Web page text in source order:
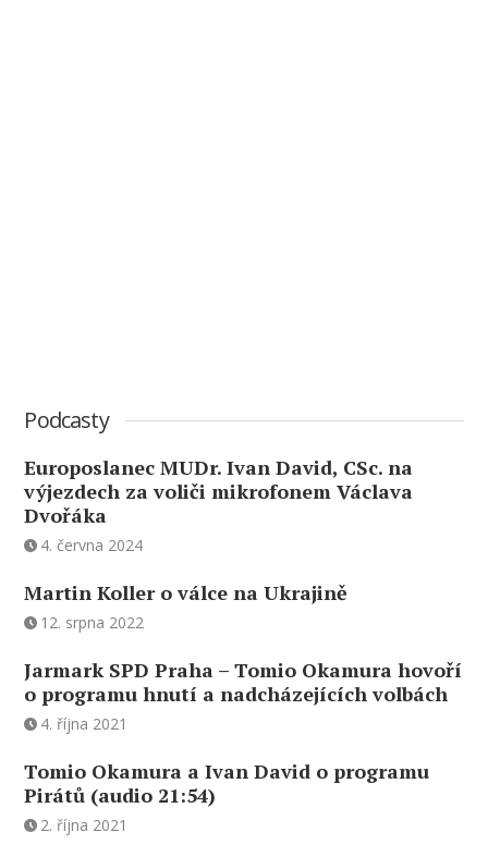
Podcasty
Europoslanec MUDr. Ivan David, CSc. na
výjezdech za voliči mikrofonem Václava
Dvořáka
4. června 2024
Martin Koller o válce na Ukrajině
12. srpna 2022
Jarmark SPD Praha – Tomio Okamura hovoří
o programu hnutí a nadcházejících volbách
4. října 2021
Tomio Okamura a Ivan David o programu
Pirátů (audio 21:54)
2. října 2021